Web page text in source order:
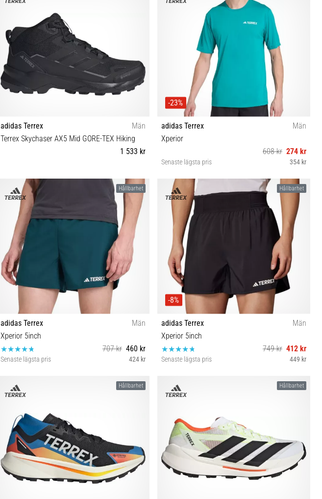
adidas Terrex
Män
Terrex Skychaser AX5 Mid GORE-TEX Hiking
1 533 kr
-23%
adidas Terrex
Män
Xperior
608 kr 274 kr
Senaste lägsta pris 354 kr
Hållbarhet
adidas Terrex
Män
Xperior 5inch
707 kr 460 kr
Senaste lägsta pris 424 kr
Hållbarhet
-8%
adidas Terrex
Män
Xperior 5inch
749 kr 412 kr
Senaste lägsta pris 449 kr
Hållbarhet Hållbarhet